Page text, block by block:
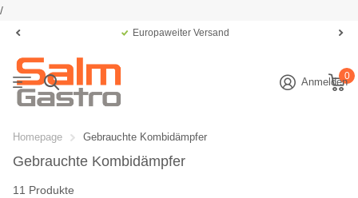
/
Europaweiter Versand
Anmelden0
Homepage Gebrauchte Kombidämpfer
Gebrauchte Kombidämpfer
11 Produkte